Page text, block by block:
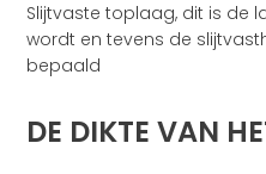
Slijtvaste toplaag, dit is de
wordt en tevens de
bepaald
DE DIKTE VAN